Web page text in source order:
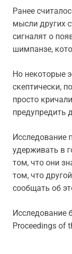
Ранее
мысли других
сигналят о
шимпанзе,
Но некоторые
скептически,
просто
предупредить
Исследование
удерживать в
том, что они
том, что
сообщать об
Исследование
Proceedings of